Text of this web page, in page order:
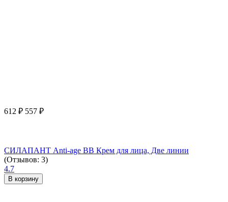
612 ₽ 557 ₽
СИЛАПАНТ Anti-age ВВ Крем для лица, Две линии
(Отзывов: 3)
4.7
В корзину